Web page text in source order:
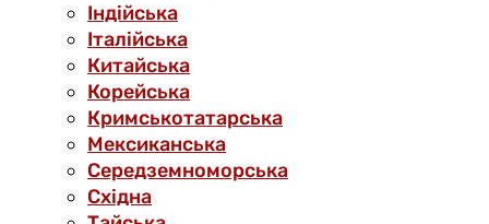
Індійська
Італійська
Китайська
Корейська
Кримськотатарська
Мексиканська
Середземноморська
Східна